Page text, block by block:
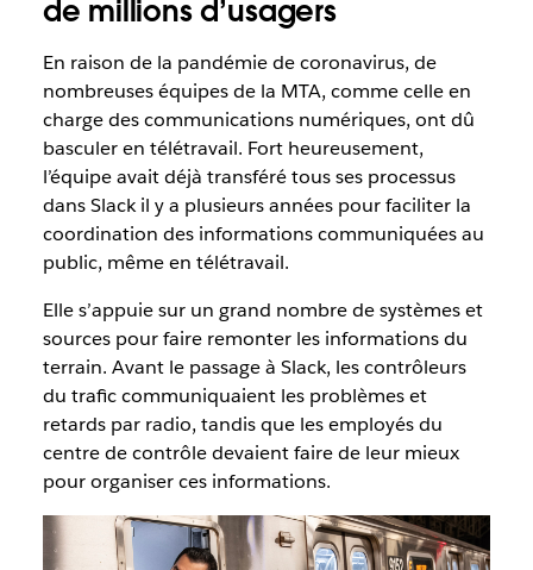
de millions d’usagers
En raison de la pandémie de coronavirus, de
nombreuses équipes de la MTA, comme celle en
charge des communications numériques, ont dû
basculer en télétravail. Fort heureusement,
l’équipe avait déjà transféré tous ses processus
dans Slack il y a plusieurs années pour faciliter la
coordination des informations communiquées au
public, même en télétravail.
Elle s’appuie sur un grand nombre de systèmes et
sources pour faire remonter les informations du
terrain. Avant le passage à Slack, les contrôleurs
du trafic communiquaient les problèmes et
retards par radio, tandis que les employés du
centre de contrôle devaient faire de leur mieux
pour organiser ces informations.